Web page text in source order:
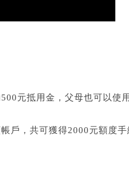
元抵用金，父母也可以使用
戶，共可獲得2000元額度手